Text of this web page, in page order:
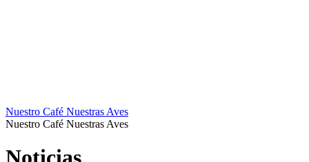
Nuestro Café Nuestras Aves
Nuestro Café Nuestras Aves